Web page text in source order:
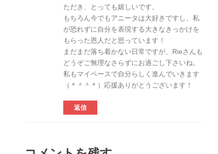
ただき、とっても嬉しいです。
もちろん今でもアニータは大好きですし、私
が恐れずに自分を表現する大きなきっかけを
もらった恩人だと思っています！
まだまだ落ち着かない日常ですが、Rieさんも
どうぞご無理なさらずにお過ごし下さいね。
私もマイペースで自分らしく進んでいきます
（＊＾＾＊）応援ありがとうございます！
返信